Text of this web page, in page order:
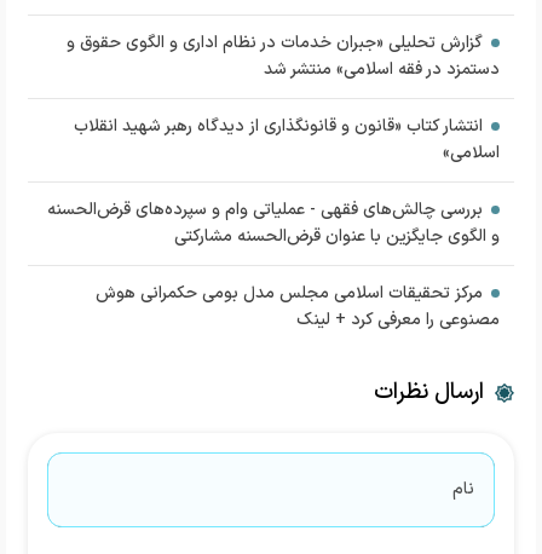
گزارش تحلیلی «جبران خدمات در نظام اداری و الگوی حقوق و
دستمزد در فقه اسلامی» منتشر شد
انتشار کتاب «قانون و قانونگذاری از دیدگاه رهبر شهید انقلاب
اسلامی»
بررسی چالش‌های فقهی - عملیاتی وام و سپرده‌های قرض‌الحسنه
و الگوی جایگزین با عنوان قرض‌الحسنه مشارکتی
مرکز تحقیقات اسلامی مجلس مدل بومی حکمرانی هوش
مصنوعی را معرفی کرد + لینک
ارسال نظرات